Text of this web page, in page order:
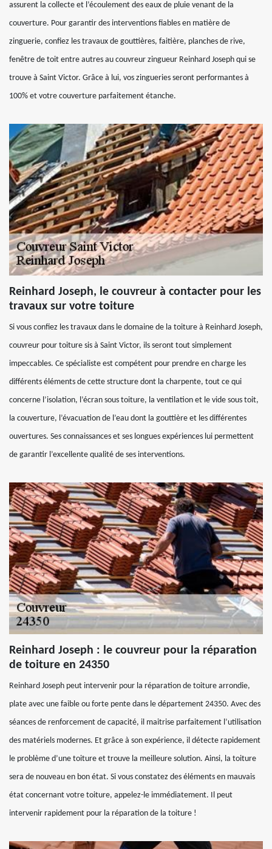
assurent la collecte et l’écoulement des eaux de pluie venant de la
couverture. Pour garantir des interventions fiables en matière de
zinguerie, confiez les travaux de gouttières, faitière, planches de rive,
fenêtre de toit entre autres au couvreur zingueur Reinhard Joseph qui se
trouve à Saint Victor. Grâce à lui, vos zingueries seront performantes à
100% et votre couverture parfaitement étanche.
Reinhard Joseph, le couvreur à contacter pour les
travaux sur votre toiture
Si vous confiez les travaux dans le domaine de la toiture à Reinhard Joseph,
couvreur pour toiture sis à Saint Victor, ils seront tout simplement
impeccables. Ce spécialiste est compétent pour prendre en charge les
différents éléments de cette structure dont la charpente, tout ce qui
concerne l’isolation, l’écran sous toiture, la ventilation et le vide sous toit,
la couverture, l’évacuation de l’eau dont la gouttière et les différentes
ouvertures. Ses connaissances et ses longues expériences lui permettent
de garantir l’excellente qualité de ses interventions.
Reinhard Joseph : le couvreur pour la réparation
de toiture en 24350
Reinhard Joseph peut intervenir pour la réparation de toiture arrondie,
plate avec une faible ou forte pente dans le département 24350. Avec des
séances de renforcement de capacité, il maitrise parfaitement l’utilisation
des matériels modernes. Et grâce à son expérience, il détecte rapidement
le problème d’une toiture et trouve la meilleure solution. Ainsi, la toiture
sera de nouveau en bon état. Si vous constatez des éléments en mauvais
état concernant votre toiture, appelez-le immédiatement. Il peut
intervenir rapidement pour la réparation de la toiture !